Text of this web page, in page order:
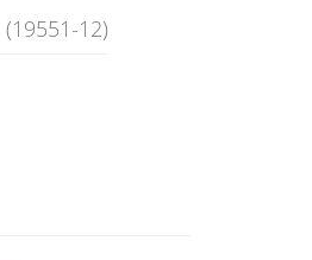
(19551-12)